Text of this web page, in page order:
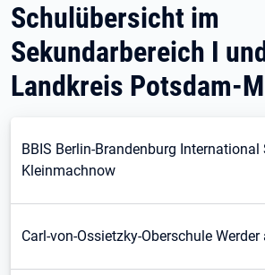
Schulübersicht im
Sekundarbereich I
Landkreis Potsdam-
BBIS Berlin-Brandenburg International
Kleinmachnow
Carl-von-Ossietzky-Oberschule Werder